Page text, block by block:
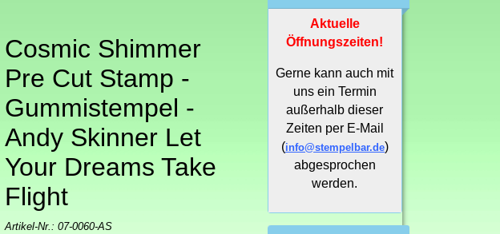
Cosmic Shimmer
Pre Cut Stamp -
Gummistempel -
Andy Skinner Let
Your Dreams Take
Flight
Artikel-Nr.: 07-0060-AS
Aktuelle
Öffnungszeiten!
Gerne kann auch mit
uns ein Termin
außerhalb dieser
Zeiten per E-Mail
(info@stempelbar.de)
abgesprochen
werden.